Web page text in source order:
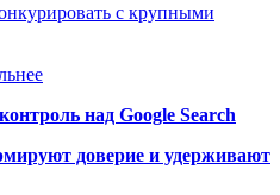
с крупными
над Google Search
доверие и удерживают